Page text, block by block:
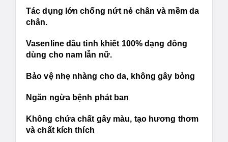
Tác dụng lớn chống nứt nẻ chân và mềm da
chân.
Vasenline dầu tinh khiết 100% dạng đông
dùng cho nam lẫn nữ.
Bảo vệ nhẹ nhàng cho da, không gây bỏng
Ngăn ngừa bệnh phát ban
Không chứa chất gây màu, tạo hương thơm
và chất kích thích